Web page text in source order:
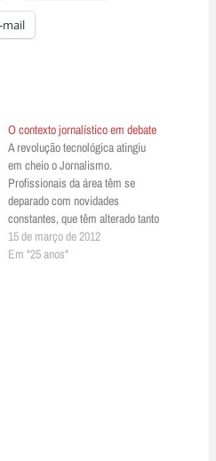
mail
O contexto jornalístico em debate
A revolução tecnológica atingiu
em cheio o Jornalismo.
Profissionais da área têm se
deparado com novidades
constantes, que têm alterado tanto
sua rotina quanto a interação com
o público. Desde meados dos
15 de março de 2012
Em "25 anos"